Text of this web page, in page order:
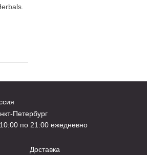
Петербург
по 21:00 ежедневно
Доставка